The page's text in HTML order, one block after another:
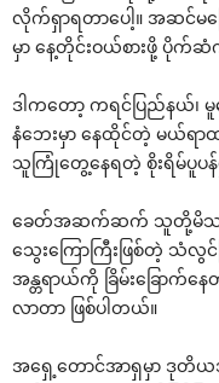
လိုက်ရှာရတာပေါ့။ အဆင်မပြ
မှာ နေ့တိုင်းဝယ်စားဖို့ ပို
ဒါကတော့ ကရင်ပြည်နယ်၊
နံဘေးမှာ နေထိုင်တဲ့ မယ်ရာ
သူကြုံတွေ့နေရတဲ့ စိုးရိမ်ပူပန်
ခေတ်အဆက်ဆက် သူတို့မိသား
သွေးကြောကြီးဖြစ်တဲ့ သံလွ
အန္တရာယ်ကို ခြိမ်းခြောက်
လာတာ ဖြစ်ပါတယ်။
အရှေ့တောင်အာရှမှာ ဒုတိယအ